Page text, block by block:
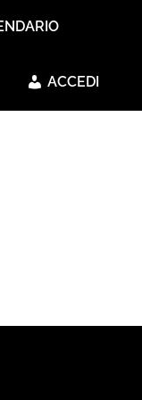
ACCEDI